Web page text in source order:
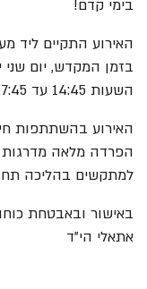
בימי קדם!
האירוע התקיים ליד
בזמן המקדש,
השעות 14:45 עד 17:45
האירוע בהשתתפות
הפרדה מלאה
למתקשים בהליכה
באישור ובאבטחת
אתאלי הי"ד